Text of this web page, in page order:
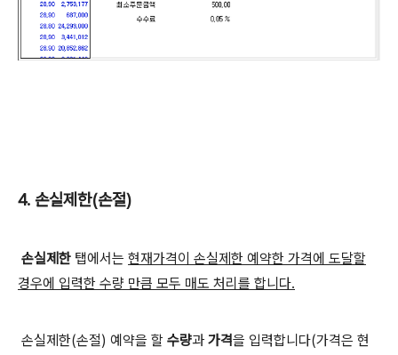
4. 손실제한(손절)
손실제한 탭에서는 현재가격이 손실제한 예약한 가격에 도달할
경우에 입력한 수량 만큼 모두 매도 처리를 합니다.
손실제한(손절) 예약을 할 수량과 가격을 입력합니다(가격은 현